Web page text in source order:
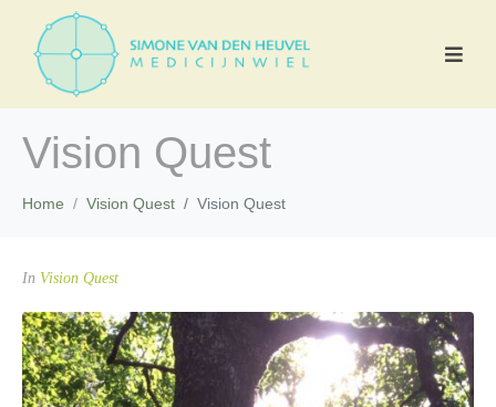
Vision Quest
Home Vision Quest Vision Quest
In Vision Quest